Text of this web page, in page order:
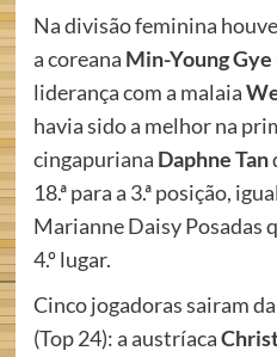
Na divisão feminina
a coreana Min-Young Gye
liderança com a malaia
havia sido a melhor na
cingapuriana Daphne Tan
18.ª para a 3.ª posição,
Marianne Daisy Posadas
4.º lugar.
Cinco jogadoras sairam
(Top 24): a austríaca